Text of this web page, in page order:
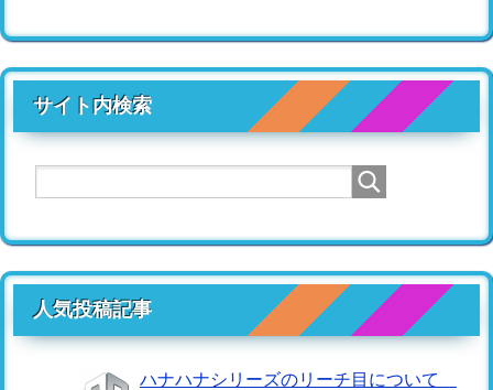
サイト内検索
人気投稿記事
ハナハナシリーズのリーチ目について